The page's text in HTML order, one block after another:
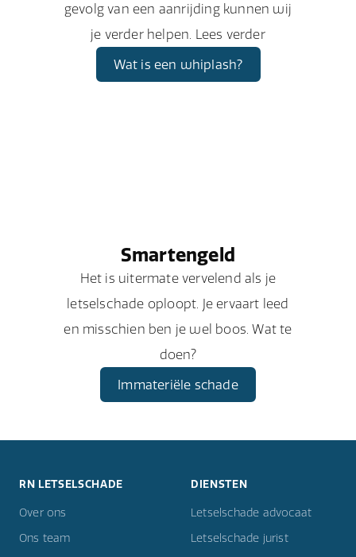
gevolg van een aanrijding kunnen wij
je verder helpen. Lees verder
Wat is een whiplash?
Smartengeld
Het is uitermate vervelend als je
letselschade oploopt. Je ervaart leed
en misschien ben je wel boos. Wat te
doen?
Immateriële schade
RN LETSELSCHADE
Over ons
Ons team
DIENSTEN
Letselschade advocaat
Letselschade jurist